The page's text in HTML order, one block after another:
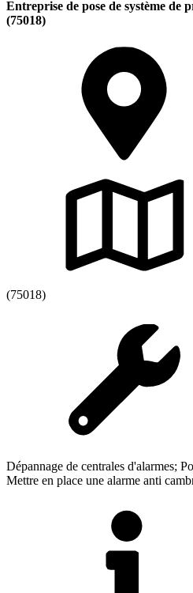
Entreprise de pose de système de
(75018)
(75018)
Dépannage de centrales d'alarmes;
Mettre en place une alarme anti